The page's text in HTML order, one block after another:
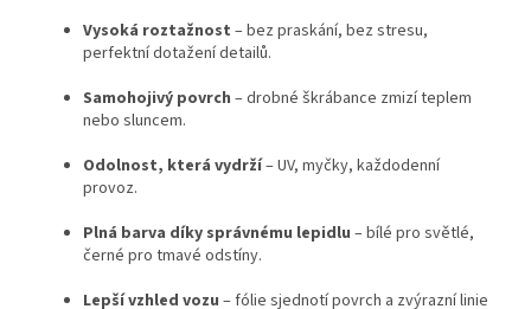
Vysoká roztažnost – bez praskání, bez stresu,
perfektní dotažení detailů.
Samohojivý povrch – drobné škrábance zmizí teplem
nebo sluncem.
Odolnost, která vydrží– UV, myčky, každodenní
provoz.
Plná barva díky správnému lepidlu – bílé pro světlé,
černé pro tmavé odstíny.
Lepší vzhled vozu – fólie sjednotí povrch a zvýrazní linie